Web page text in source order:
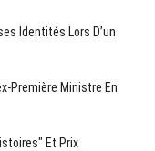
Identités Lors D’un
Première Ministre En
Et Prix